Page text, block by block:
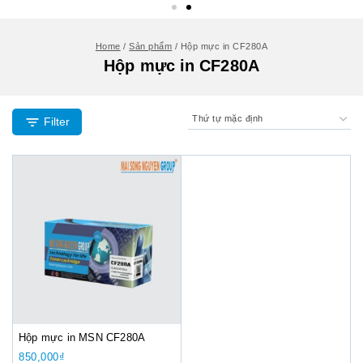
Home / Sản phẩm / Hộp mực in CF280A
Hộp mực in CF280A
Filter
Hộp mực in MSN CF280A
850,000₫